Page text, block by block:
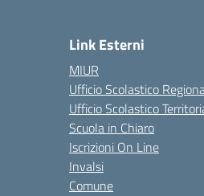
Link Esterni
MIUR
Ufficio Scolastico
Ufficio Scolastico
Scuola in Chiaro
Iscrizioni On Line
Invalsi
Comune